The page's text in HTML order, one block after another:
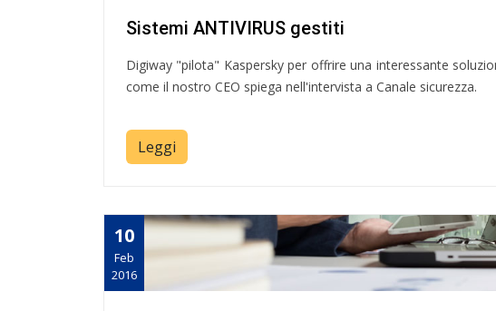
Sistemi ANTIVIRUS gestiti
Digiway "pilota" Kaspersky per offrire una interessante
come il nostro CEO spiega nell'intervista a Canale sicurezza.
Leggi
10
Feb
2016